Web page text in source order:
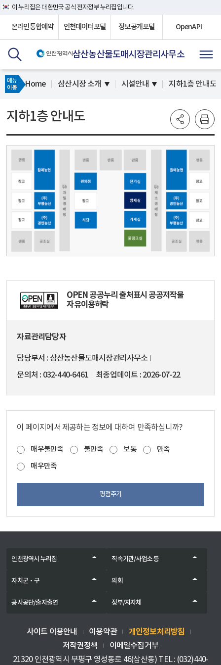
이 누리집은 대한민국 공식 전자정부 누리집입니다.
온라인통합예약 인천데이터포털 정보공개포털 OpenAPI
삼산농산물도매시장관리사무소
메뉴
이동
Home 삼산시장 소개 시설안내 지하1층 안내도
지하1층 안내도
OPEN 공공누리 출처표시 공공저작물
자유이용허락
자료관리담당자
담당부서
삼산농산물도매시장관리사무소
문의처
032-440-6461 최종업데이트 2026-07-22
이 페이지에서 제공하는 정보에 대하여 만족하십니까?
매우불만족 불만족 보통
만족
매우만족
평점주기
인천광역시 누리집 직속기관/사업소 등
자치군‧구 의회
공사공단/출자출연 정부/지자체
사이트 이용안내 이용약관 개인정보처리방침
저작권정책
이메일수집거부
21320 인천광역시 부평구 영성동로 46(삼산동) TEL : (032)440-